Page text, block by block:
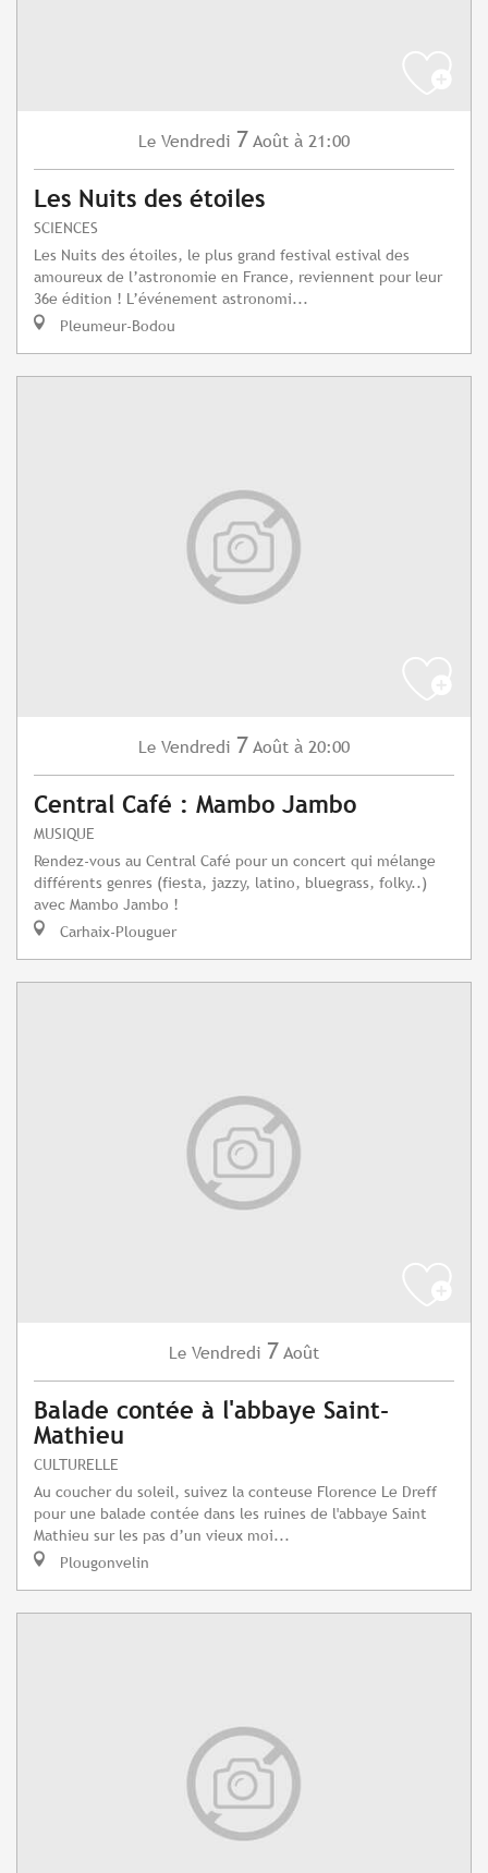
Le Vendredi 7 Août à 21:00
Les Nuits des étoiles
SCIENCES
Les Nuits des étoiles, le plus grand festival estival des
amoureux de l’astronomie en France, reviennent pour leur
36e édition ! L’événement astronomi...
Pleumeur-Bodou
Le Vendredi 7 Août à 20:00
Central Café : Mambo Jambo
MUSIQUE
Rendez-vous au Central Café pour un concert qui mélange
différents genres (fiesta, jazzy, latino, bluegrass, folky..)
avec Mambo Jambo !
Carhaix-Plouguer
Le Vendredi 7 Août
Balade contée à l'abbaye Saint-
Mathieu
CULTURELLE
Au coucher du soleil, suivez la conteuse Florence Le Dreff
pour une balade contée dans les ruines de l'abbaye Saint
Mathieu sur les pas d’un vieux moi...
Plougonvelin